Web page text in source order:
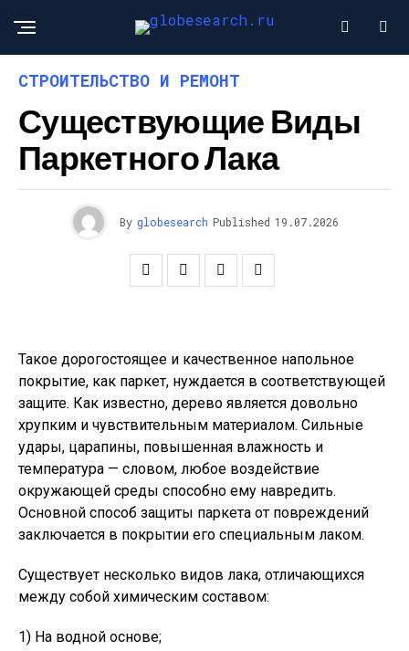
СТРОИТЕЛЬСТВО И РЕМОНТ
Существующие Виды
Паркетного Лака
By globesearch Published 19.07.2026
Такое дорогостоящее и качественное напольное
покрытие, как паркет, нуждается в соответствующей
защите. Как известно, дерево является довольно
хрупким и чувствительным материалом. Сильные
удары, царапины, повышенная влажность и
температура — словом, любое воздействие
окружающей среды способно ему навредить.
Основной способ защиты паркета от повреждений
заключается в покрытии его специальным лаком.
Существует несколько видов лака, отличающихся
между собой химическим составом:
1) На водной основе;